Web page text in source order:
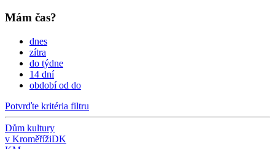
Mám čas?
dnes
zítra
do týdne
14 dní
období od do
Potvrďte kritéria filtru
Dům kultury
v KroměřížiDK